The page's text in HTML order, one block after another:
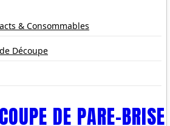
& Consommables
Découpe
DE PARE-BRISE